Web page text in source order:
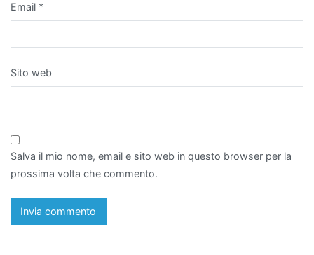
Email *
Sito web
Salva il mio nome, email e sito web in questo browser per la
prossima volta che commento.